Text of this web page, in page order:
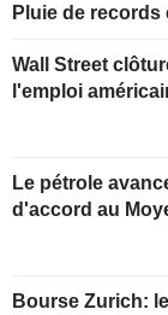
Pluie de records
Wall Street
l'emploi
Le pétrole
d'accord au
Bourse Zurich: